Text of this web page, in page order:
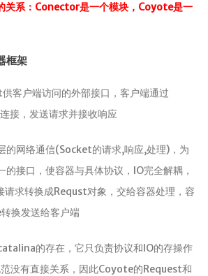
系：Conector是一个模块，Coyote是一
框架
客户端访问的外部接口，客户端通过
接，发送请求并接收响应
的网络通信(Socket的请求,响应,处理)，为
接口，使容器与具体协议，IO完全解耦，
求转换成Requst对象，交给容器处理，容
换发送给客户端
的存在，它只负责协议和IO的存操作
没有直接关系，因此Coyote的Request和